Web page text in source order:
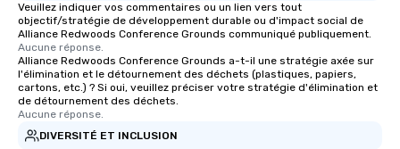
Veuillez indiquer vos commentaires ou un lien vers tout
objectif/stratégie de développement durable ou d'impact social de
Alliance Redwoods Conference Grounds communiqué publiquement.
Aucune réponse.
Alliance Redwoods Conference Grounds a-t-il une stratégie axée sur
l'élimination et le détournement des déchets (plastiques, papiers,
cartons, etc.) ? Si oui, veuillez préciser votre stratégie d'élimination et
de détournement des déchets.
Aucune réponse.
DIVERSITÉ ET INCLUSION